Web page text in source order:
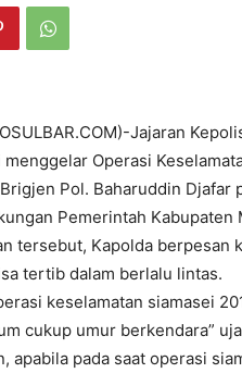
Jajaran
Operasi
Pol. Baharuddin Djafar
Pemerintah Kabupaten
tersebut, Kapolda berpesan
tertib dalam berlalu lintas.
keselamatan siamasei
cukup umur berkendara”
apabila pada saat operasi